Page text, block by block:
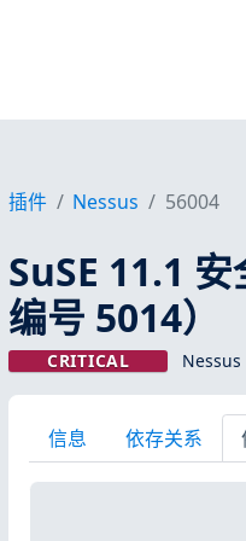
插件 Nessus 56004
SuSE 11.1
编号 5014）
CRITICAL Nessus
信息 依存关系